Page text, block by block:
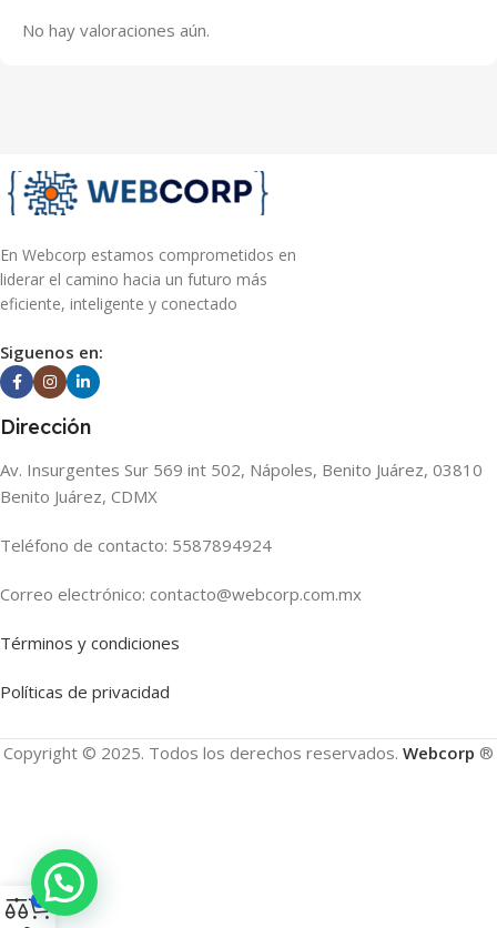
No hay valoraciones aún.
En Webcorp estamos comprometidos en
liderar el camino hacia un futuro más
eficiente, inteligente y conectado
Siguenos en:
Dirección
Av. Insurgentes Sur 569 int 502, Nápoles, Benito Juárez, 03810
Benito Juárez, CDMX
Teléfono de contacto: 5587894924
Correo electrónico: contacto@webcorp.com.mx
Términos y condiciones
Políticas de privacidad
Copyright © 2025. Todos los derechos reservados. Webcorp ®
0